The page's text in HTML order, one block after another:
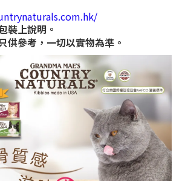
裝上說明。
供參考，一切以實物為準。